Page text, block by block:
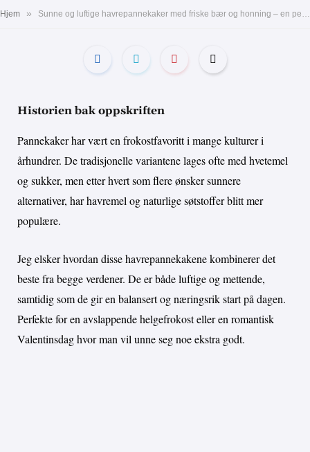
Hjem »
Historien bak oppskriften
Pannekaker har vært en frokostfavoritt i mange kulturer i
århundrer. De tradisjonelle variantene lages ofte med hvetemel
og sukker, men etter hvert som flere ønsker sunnere
alternativer, har havremel og naturlige søtstoffer blitt mer
populære.
Jeg elsker hvordan disse havrepannekakene kombinerer det
beste fra begge verdener. De er både luftige og mettende,
samtidig som de gir en balansert og næringsrik start på dagen.
Perfekte for en avslappende helgefrokost eller en romantisk
Valentinsdag hvor man vil unne seg noe ekstra godt.